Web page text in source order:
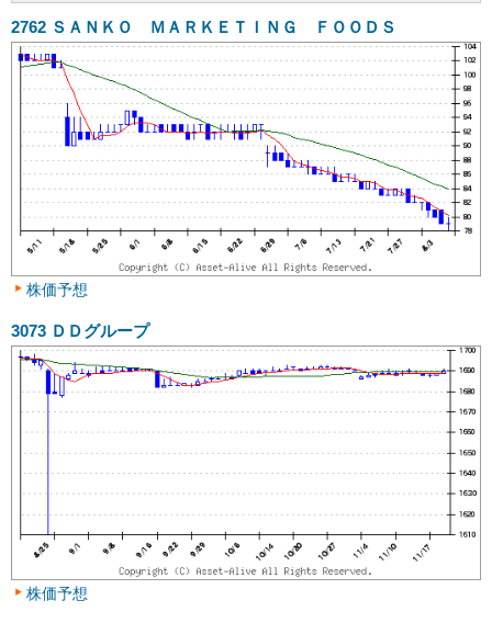
2762 ＳＡＮＫＯ ＭＡＲＫＥＴＩＮＧ ＦＯＯＤＳ
株価予想
3073 ＤＤグループ
株価予想